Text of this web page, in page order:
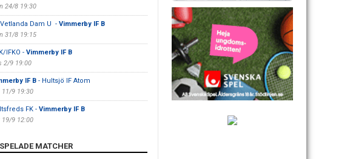
24/8 19:30
Vetlanda Dam U - Vimmerby IF B
31/8 19:15
IFKO - Vimmerby IF B
2/9 19:00
IF B- Hultsjö IF Atom
11/9 19:30
FK - Vimmerby IF B
19/9 12:00
SPELADE MATCHER